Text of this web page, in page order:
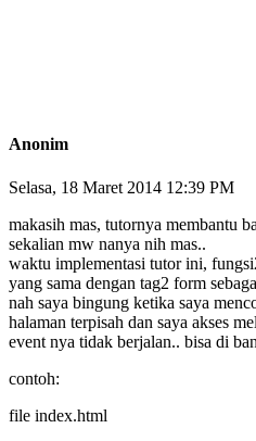
Anonim
Selasa, 18 Maret 2014 12:39 PM
makasih mas, tutornya membantu
sekalian mw nanya nih mas..
waktu implementasi tutor ini,
yang sama dengan tag2 form
nah saya bingung ketika saya
halaman terpisah dan saya akses
event nya tidak berjalan.. bisa di
contoh:
file index.html